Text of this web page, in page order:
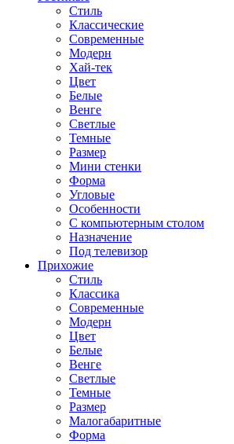
Стиль
Классические
Современные
Модерн
Хай-тек
Цвет
Белые
Венге
Светлые
Темные
Размер
Мини стенки
Форма
Угловые
Особенности
С компьютерным столом
Назначение
Под телевизор
Прихожие
Стиль
Классика
Современные
Модерн
Цвет
Белые
Венге
Светлые
Темные
Размер
Малогабаритные
Форма